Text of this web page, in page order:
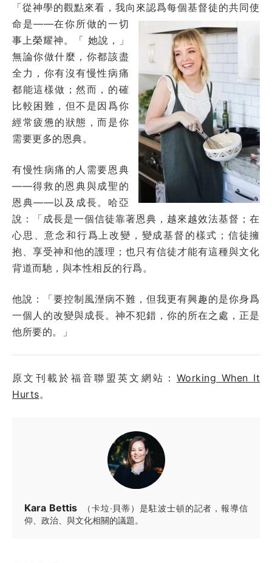
「從神學的觀點來看，我向來認爲每個基督徒的共同使
命是——在你所做的一切
事上榮耀神。「 她說，」
無論你做什麼，你都該盡
全力，你有沒有慢性病痛
都能這樣做；然而，的確
比較困難，但不是因爲你
經常疲憊的狀態，而是你
需要更多的恩典。
有慢性病痛的人需要恩典
——得救的恩典與成聖的
恩典——以及成長。哈亞
說：「成長是一個信徒靠著恩典，越來越效法基督；在
心思、意念和行爲上改變，變成基督的樣式；信徒擁
抱、享受神和他的護理；也只有信徒才能有這種與文化
背道而馳，與本性相反的行爲。
他說：「要控制風溼病不難，但我更有興趣的是你身爲
一個人的改變與成長。神不犯錯，你的所在之處，正是
他所要的。」
原文刊載於福音聯盟英文網站： Working When It
Hurts。
Kara Bettis
（卡垃·貝蒂）是駐波士頓的記者，報導信
仰、政治、與文化相關的議題。